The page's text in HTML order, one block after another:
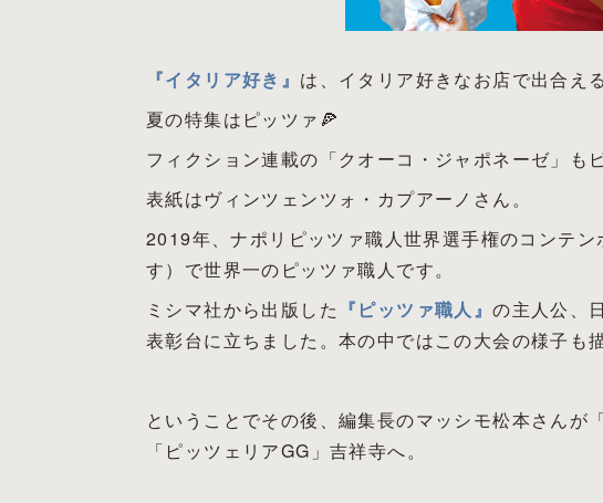
『イタリア好き』 は、イタリア好きなお店で出合え
夏の特集はピッツァ🍕
フィクション連載の「クオーコ・ジャポネーゼ」も
表紙はヴィンツェンツォ・カプアーノさん。
2019年、ナポリピッツァ職人世界選手権のコンテ
す）で世界一のピッツァ職人です。
ミシマ社から出版した 『ピッツァ職人』の主人公、
表彰台に立ちました。本の中ではこの大会の様子も
ということでその後、編集長のマッシモ松本さんが
「ピッツェリアGG」吉祥寺へ。